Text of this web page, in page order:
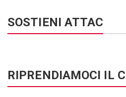
SOSTIENI ATTAC
RIPRENDIAMOCI IL